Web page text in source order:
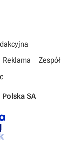
Reklama
Zespół
SA